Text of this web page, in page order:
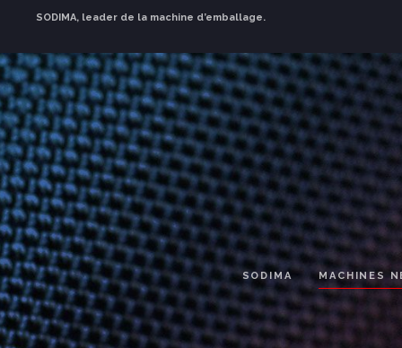
SODIMA, leader de la machine d’emballage.
SODIMA MACHINES